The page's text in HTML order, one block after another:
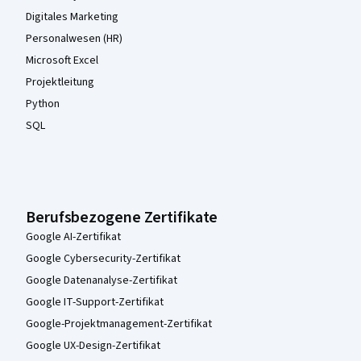
Digitales Marketing
Personalwesen (HR)
Microsoft Excel
Projektleitung
Python
SQL
Berufsbezogene Zertifikate
Google AI-Zertifikat
Google Cybersecurity-Zertifikat
Google Datenanalyse-Zertifikat
Google IT-Support-Zertifikat
Google-Projektmanagement-Zertifikat
Google UX-Design-Zertifikat